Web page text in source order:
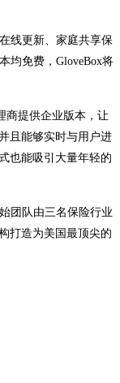
线更新、家庭共享保
均免费，GloveBox将
商提供企业版本，让
且能够实时与用户进
也能吸引大量年轻的
团队由三名保险行业
打造为美国最顶尖的